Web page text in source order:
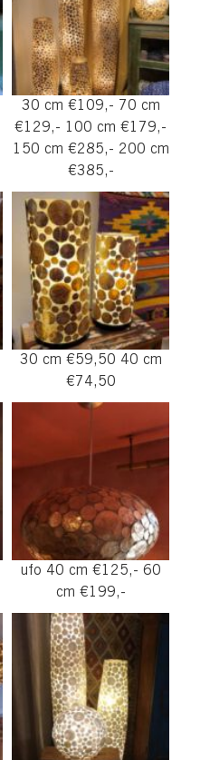
30 cm €109,- 70 cm
€129,- 100 cm €179,-
150 cm €285,- 200 cm
€385,-
30 cm €59,50 40 cm
€74,50
ufo 40 cm €125,- 60
cm €199,-